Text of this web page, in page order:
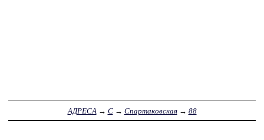
АДРЕСА → С→ Спартаковская→ 88